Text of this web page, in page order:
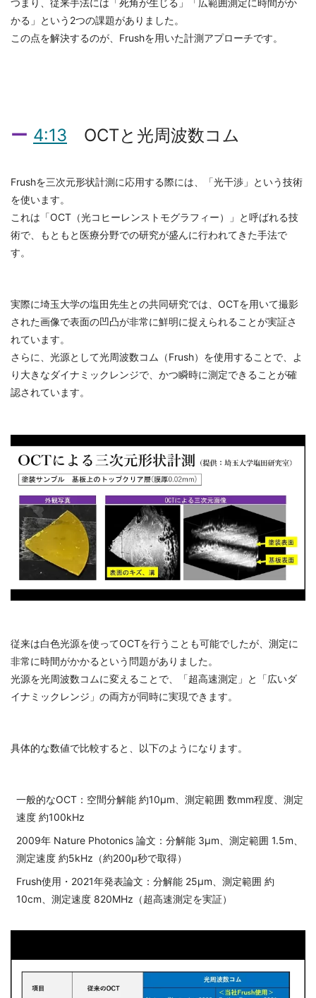
つまり、従来手法には「死角が生じる」「広範囲測定に時間がか
かる」という2つの課題がありました。
この点を解決するのが、Frushを用いた計測アプローチです。
4:13 OCTと光周波数コム
Frushを三次元形状計測に応用する際には、「光干渉」という技術
を使います。
これは「OCT（光コヒーレンストモグラフィー）」と呼ばれる技
術で、もともと医療分野での研究が盛んに行われてきた手法で
す。
実際に埼玉大学の塩田先生との共同研究では、OCTを用いて撮影
された画像で表面の凹凸が非常に鮮明に捉えられることが実証さ
れています。
さらに、光源として光周波数コム（Frush）を使用することで、よ
り大きなダイナミックレンジで、かつ瞬時に測定できることが確
認されています。
従来は白色光源を使ってOCTを行うことも可能でしたが、測定に
非常に時間がかかるという問題がありました。
光源を光周波数コムに変えることで、「超高速測定」と「広いダ
イナミックレンジ」の両方が同時に実現できます。
具体的な数値で比較すると、以下のようになります。
一般的なOCT： 空間分解能 約10μm、測定範囲 数mm程度、測定
速度 約100kHz
2009年 Nature Photonics 論文： 分解能 3μm、測定範囲 1.5m、
測定速度 約5kHz（約200μ秒で取得）
Frush使用・2021年発表論文： 分解能 25μm、測定範囲 約
10cm、測定速度 820MHz（超高速測定を実証）